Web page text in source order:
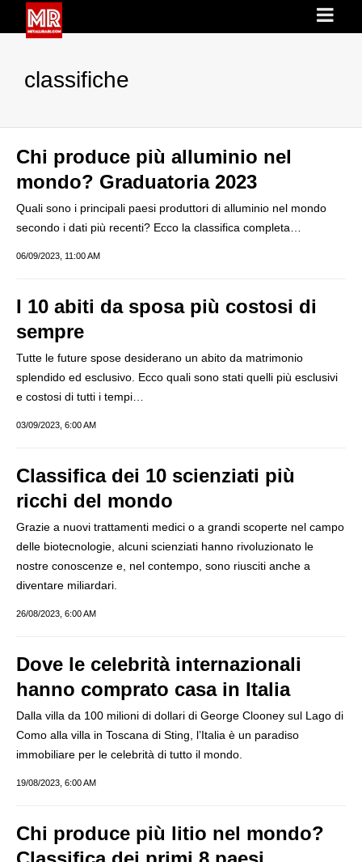
classifiche
Chi produce più alluminio nel
mondo? Graduatoria 2023
Quali sono i principali paesi produttori di alluminio nel mondo
secondo i dati più recenti? Ecco la classifica completa…
06/09/2023, 11:00 AM
I 10 abiti da sposa più costosi di
sempre
Tutte le future spose desiderano un abito da matrimonio
splendido ed esclusivo. Ecco quali sono stati quelli più esclusivi
e costosi di tutti i tempi…
03/09/2023, 6:00 AM
Classifica dei 10 scienziati più
ricchi del mondo
Grazie a nuovi trattamenti medici o a grandi scoperte nel campo
delle biotecnologie, alcuni scienziati hanno rivoluzionato le
nostre conoscenze e, nel contempo, sono riusciti anche a
diventare miliardari.
26/08/2023, 6:00 AM
Dove le celebrità internazionali
hanno comprato casa in Italia
Dalla villa da 100 milioni di dollari di George Clooney sul Lago di
Como alla villa in Toscana di Sting, l’Italia è un paradiso
immobiliare per le celebrità di tutto il mondo.
19/08/2023, 6:00 AM
Chi produce più litio nel mondo?